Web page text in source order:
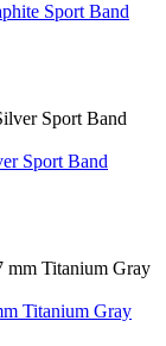
Sport Band
Sport Band
Titanium Gray